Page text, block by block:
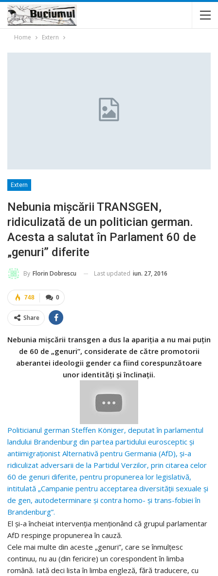
Home Extern
Extern
Nebunia mișcării TRANSGEN,
ridiculizată de un politician german.
Acesta a salutat în Parlament 60 de
„genuri” diferite
By Florin Dobrescu Last updated iun. 27, 2016
0
748
Share
Nebunia mișcării transgen a dus la apariția a nu mai puțin
de 60 de „genuri”, considerate de către promotorii
aberantei ideologii gender ca fiind corespunzătoare
unor identități și înclinații.
Politicianul german Steffen Königer, deputat în parlamentul
landului Brandenburg din partea partidului eurosceptic și
antiimigraționist Alternativă pentru Germania (AfD), și-a
ridiculizat adversarii de la Partidul Verzilor, prin citarea celor
60 de genuri diferite, pentru propunerea lor legislativă,
intitulată „Campanie pentru acceptarea diversității sexuale și
de gen, autodeterminare și contra homo- și trans-fobiei în
Brandenburg”.
El și-a încheiat intervenția menționând că grupul parlamentar
AfD respinge propunerea în cauză.
Cele mai multe din aceste „genuri”, care se înmulțesc
continuu, nu au (din fericire) un corespondent în limba
română. Iată deci lista în limba engleză, fără traducere, cu